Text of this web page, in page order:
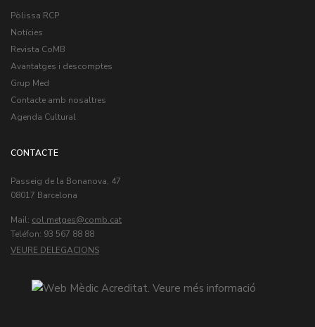
Pòlissa RCP
Notícies
Revista CoMB
Avantatges i descomptes
Grup Med
Contacte amb nosaltres
Agenda Cultural
CONTACTE
Passeig de la Bonanova, 47
08017 Barcelona
Mail: col.metges
Teléfon: 93 567 88 88
VEURE DELEGACIONS